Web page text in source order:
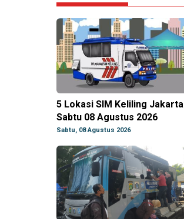
5 Lokasi SIM Keliling Jakarta
Sabtu 08 Agustus 2026
Sabtu, 08 Agustus 2026